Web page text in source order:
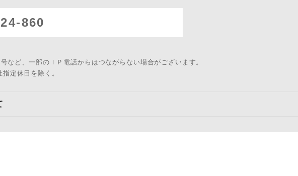
860
など、一部のＩＰ電話からはつながらない場合がございます。
定休日を除く。